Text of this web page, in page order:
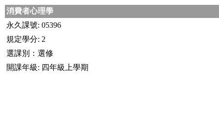
消費者心理學
永久課號: 05396
規定學分: 2
選課別：選修
開課年級: 四年級上學期